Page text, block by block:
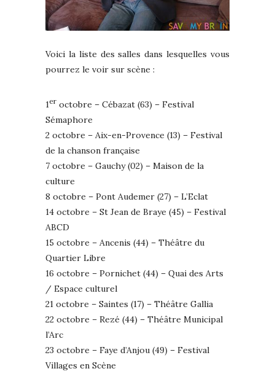
Voici la liste des salles dans lesquelles vous
pourrez le voir sur scène :
1er octobre – Cébazat (63) – Festival
Sémaphore
2 octobre – Aix-en-Provence (13) – Festival
de la chanson française
7 octobre – Gauchy (02) – Maison de la
culture
8 octobre – Pont Audemer (27) – L’Eclat
14 octobre – St Jean de Braye (45) – Festival
ABCD
15 octobre – Ancenis (44) – Théâtre du
Quartier Libre
16 octobre – Pornichet (44) – Quai des Arts
/ Espace culturel
21 octobre – Saintes (17) – Théâtre Gallia
22 octobre – Rezé (44) – Théâtre Municipal
l’Arc
23 octobre – Faye d’Anjou (49) – Festival
Villages en Scène